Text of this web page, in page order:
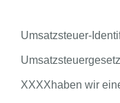
Umsatzsteuer-
XXXXhaben wir